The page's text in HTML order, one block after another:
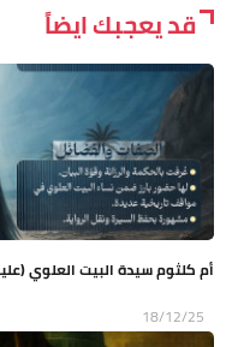
قد يعجبك ايضاً
أم كلثوم سيدة البيت العلوي
18/12/25